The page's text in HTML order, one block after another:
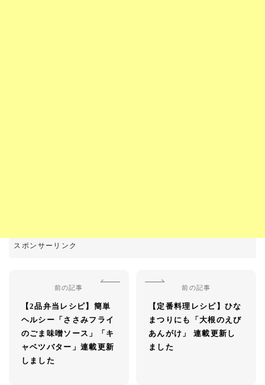
前の記事
【2品弁当レシピ】簡単
ヘルシー「ささみフライ
のごま味噌ソース」「キ
ャベツバター」連載更新
しました
前の記事
【定番料理レシピ】ひな
まつりにも「大根のえび
あんがけ」 連載更新し
ました